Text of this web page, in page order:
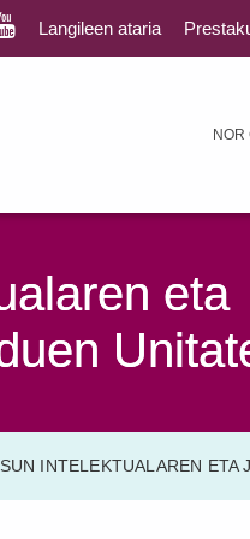
NOR
Langileen ataria
eta
INTELEKTUALAREN ETA